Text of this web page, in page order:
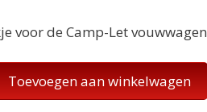
voor de Camp-Let vouwwagen
Toevoegen aan winkelwagen